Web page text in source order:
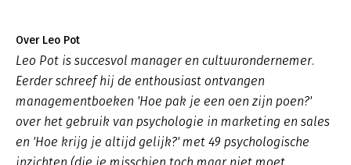
Over Leo Pot
Leo Pot is succesvol manager en cultuurondernemer.
Eerder schreef hij de enthousiast ontvangen
managementboeken 'Hoe pak je een oen zijn poen?'
over het gebruik van psychologie in marketing en sales
en 'Hoe krijg je altijd gelijk?' met 49 psychologische